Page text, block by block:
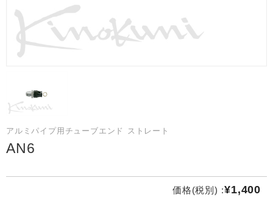
アルミパイプ用チューブエンド ストレート
AN6
価格(税別) :¥1,400